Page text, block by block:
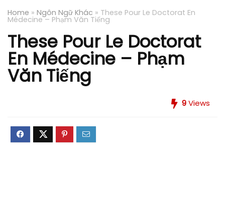
Home » Ngôn Ngữ Khác » These Pour Le Doctorat En
Médecine – Phạm Văn Tiếng
These Pour Le Doctorat
En Médecine – Phạm
Văn Tiếng
9Views